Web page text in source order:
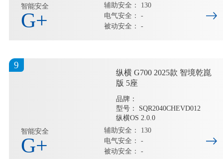
智能安全
G+
辅助安全： 130
电气安全： -
被动安全： -
9
纵横 G700 2025款 智境乾崑
版 5座
品牌：
型号： SQR2040CHEVD012
纵横OS 2.0.0
智能安全
G+
辅助安全： 130
电气安全： -
被动安全： -